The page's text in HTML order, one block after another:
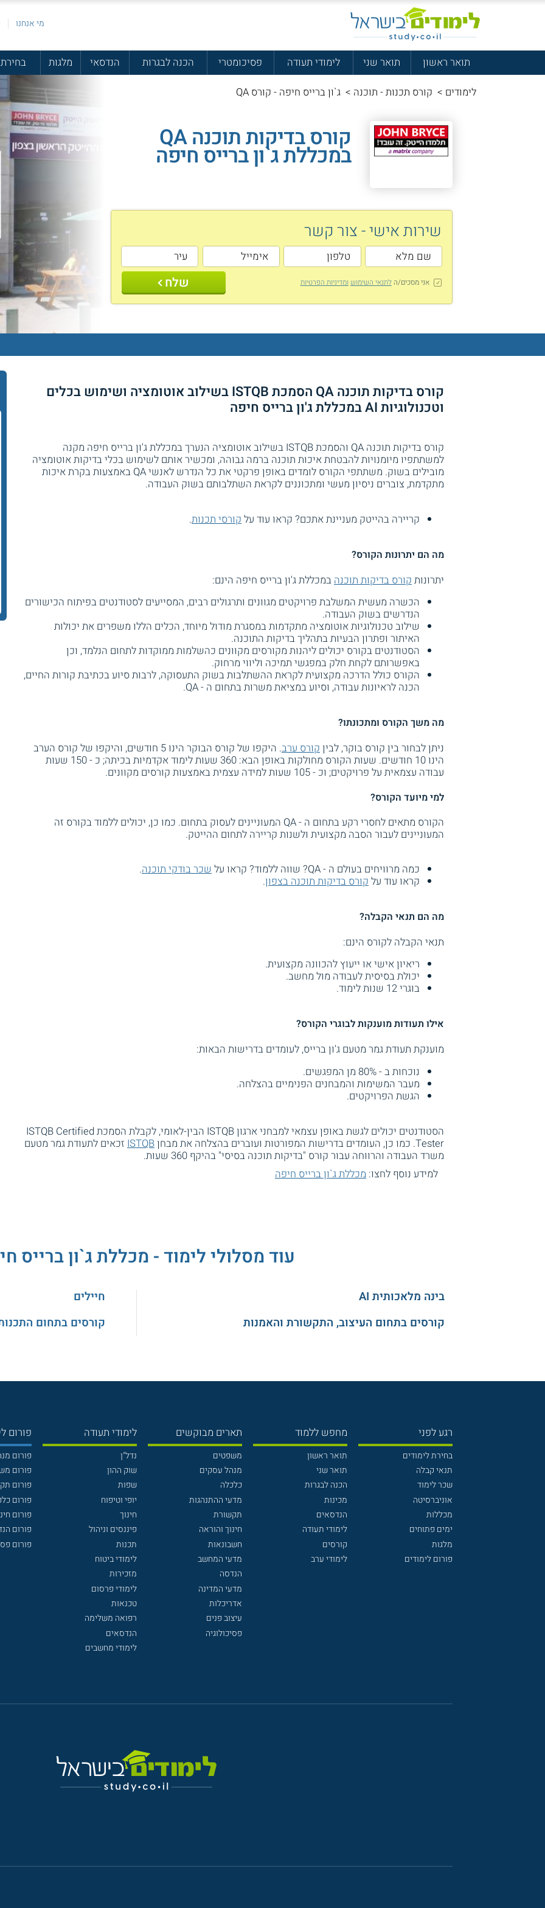
מי אנחנו
תואר ראשון תואר שני לימודי תעודה פסיכומטרי הכנה לבגרות הנדסאי מלגות
לימודים > קורס תכנות - תוכנה > ג`ון ברייס חיפה - קורס QA
קורס בדיקות תוכנה QA
במכללת ג`ון ברייס חיפה
שירות אישי - צור קשר
אני מסכים/הלתנאי השימוש ומדיניות הפרטיות שלח
קורס בדיקות תוכנה QA הסמכת ISTQB בשילוב אוטומציה ושימוש בכלים
וטכנולוגיות AI במכללת ג'ון ברייס חיפה
קורס בדיקות תוכנה QA והסמכת ISTQB בשילוב אוטומציה הנערך במכללת ג'ון ברייס חיפה מקנה
למשתתפיו מיומנויות להבטחת איכות תוכנה ברמה גבוהה, ומכשיר אותם לשימוש בכלי בדיקות אוטומציה
מובילים בשוק. משתתפי הקורס לומדים באופן פרקטי את כל הנדרש לאנשי QA באמצעות בקרת איכות
מתקדמת, צוברים ניסיון מעשי ומתכוננים לקראת השתלבותם בשוק העבודה.
קריירה בהייטק מעניינת אתכם? קראו עוד על קורסי תכנות.
מה הם יתרונות הקורס?
יתרונות קורס בדיקות תוכנה במכללת ג'ון ברייס חיפה הינם:
הכשרה מעשית המשלבת פרויקטים מגוונים ותרגולים רבים, המסייעים לסטודנטים בפיתוח הכישורים
הנדרשים בשוק העבודה.
שילוב טכנולוגיות אוטומציה מתקדמות במסגרת מודול מיוחד, הכלים הללו משפרים את יכולות
האיתור ופתרון הבעיות בתהליך בדיקות התוכנה.
הסטודנטים בקורס יכולים ליהנות מקורסים מקוונים כהשלמות ממוקדות לתחום הנלמד, וכן
באפשרותם לקחת חלק במפגשי תמיכה וליווי מרחוק.
הקורס כולל הדרכה מקצועית לקראת ההשתלבות בשוק התעסוקה, לרבות סיוע בכתיבת קורות החיים,
הכנה לראיונות עבודה, וסיוע במציאת משרות בתחום ה - QA.
מה משך הקורס ומתכונתו?
ניתן לבחור בין קורס בוקר, לביןקורס ערב
. היקפו של קורס הבוקר הינו 5 חודשים, והיקפו של קורס הערב
הינו 10 חודשים. שעות הקורס מחולקות באופן הבא: 360 שעות לימוד אקדמיות בכיתה; כ - 150 שעות
עבודה עצמאית על פרויקטים; וכ - 105 שעות למידה עצמית באמצעות קורסים מקוונים.
למי מיועד הקורס?
הקורס מתאים לחסרי רקע בתחום ה - QA המעוניינים לעסוק בתחום. כמו כן, יכולים ללמוד בקורס זה
המעוניינים לעבור הסבה מקצועית ולשנות קריירה לתחום ההייטק.
כמה מרוויחים בעולם ה - QA? שווה ללמוד? קראו על שכר בודקי תוכנה.
קראו עוד על קורס בדיקות תוכנה בצפון.
מה הם תנאי הקבלה?
תנאי הקבלה לקורס הינם:
ריאיון אישי או ייעוץ להכוונה מקצועית.
יכולת בסיסית לעבודה מול מחשב.
בוגרי 12 שנות לימוד.
אילו תעודות מוענקות לבוגרי הקורס?
מוענקת תעודת גמר מטעם ג'ון ברייס, לעומדים בדרישות הבאות:
נוכחות ב - 80% מן המפגשים.
מעבר המשימות והמבחנים הפנימיים בהצלחה.
הגשת הפרויקטים.
הסטודנטים יכולים לגשת באופן עצמאי למבחני ארגון ISTQB הבין-לאומי, לקבלת הסמכת ISTQB Certified
Tester. כמו כן, העומדים בדרישות המפורטות ועוברים בהצלחה את מבחן
ISTQB זכאים לתעודת גמר מטעם
משרד העבודה והרווחה עבור קורס "בדיקות תוכנה בסיסי" בהיקף 360 שעות.
למידע נוסף לחצו: מכללת ג`ון ברייס חיפה
עוד מסלולי לימוד - מכללת ג`ון ברייס
בינה מלאכותית AI
קורסים בתחום העיצוב, התקשורת והאמנות
חיילים
קורסים בתחום
רגע לפני
בחירת לימודים
תנאי קבלה
שכר לימוד
אוניברסיטה
מכללות
ימים פתוחים
מלגות
פורום לימודים
מחפש ללמוד
תואר ראשון
תואר שני
הכנה לבגרות
מכינות
הנדסאים
לימודי תעודה
קורסים
לימודי ערב
תארים מבוקשים
משפטים
מנהל עסקים
כלכלה
מדעי ההתנהגות
תקשורת
חינוך והוראה
חשבונאות
מדעי המחשב
הנדסה
מדעי המדינה
אדריכלות
עיצוב פנים
פסיכולוגיה
לימודי תעודה
נדל"ן
שוק ההון
שפות
יופי וטיפוח
חינוך
פיננסים וניהול
תכנות
לימודי ביטוח
מזכירות
לימודי פרסום
טכנאות
רפואה משלימה
הנדסאים
לימודי מחשבים
פורום
פורום
פורום
פורום
פורום
פורום
פורום
פורום